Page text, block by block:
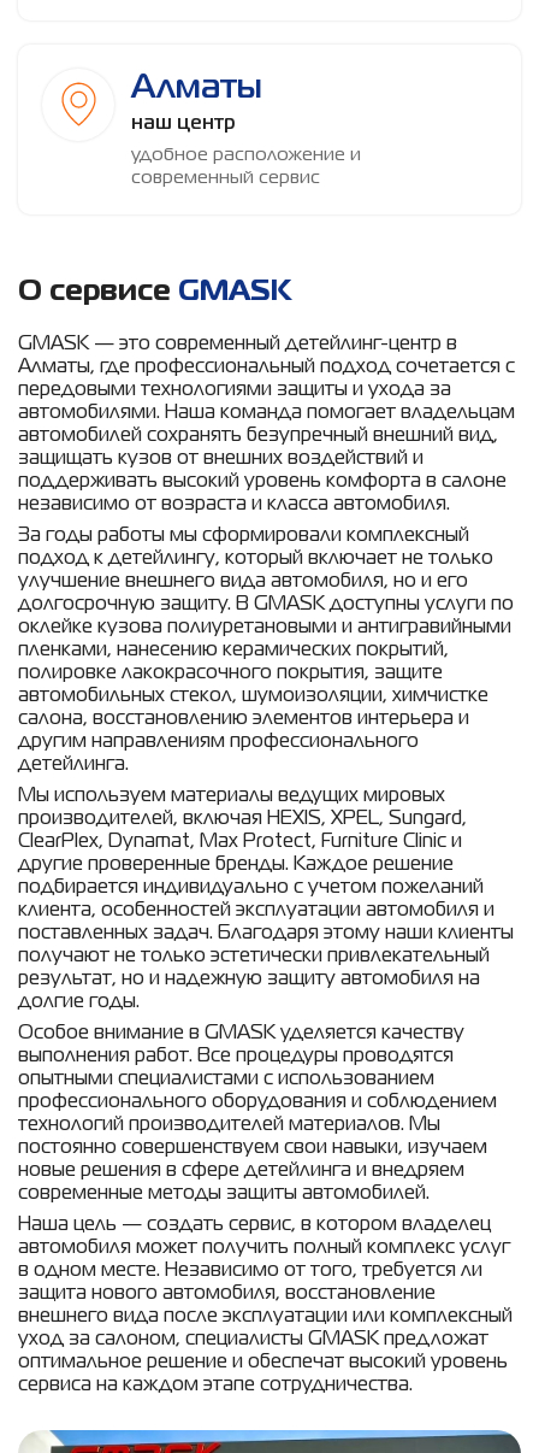
Алматы
наш центр
удобное расположение и
современный сервис
О сервисе GMASK
GMASK — это современный детейлинг-центр в
Алматы, где профессиональный подход сочетается с
передовыми технологиями защиты и ухода за
автомобилями. Наша команда помогает владельцам
автомобилей сохранять безупречный внешний вид,
защищать кузов от внешних воздействий и
поддерживать высокий уровень комфорта в салоне
независимо от возраста и класса автомобиля.
За годы работы мы сформировали комплексный
подход к детейлингу, который включает не только
улучшение внешнего вида автомобиля, но и его
долгосрочную защиту. В GMASK доступны услуги по
оклейке кузова полиуретановыми и антигравийными
пленками, нанесению керамических покрытий,
полировке лакокрасочного покрытия, защите
автомобильных стекол, шумоизоляции, химчистке
салона, восстановлению элементов интерьера и
другим направлениям профессионального
детейлинга.
Мы используем материалы ведущих мировых
производителей, включая HEXIS, XPEL, Sungard,
ClearPlex, Dynamat, Max Protect, Furniture Clinic и
другие проверенные бренды. Каждое решение
подбирается индивидуально с учетом пожеланий
клиента, особенностей эксплуатации автомобиля и
поставленных задач. Благодаря этому наши клиенты
получают не только эстетически привлекательный
результат, но и надежную защиту автомобиля на
долгие годы.
Особое внимание в GMASK уделяется качеству
выполнения работ. Все процедуры проводятся
опытными специалистами с использованием
профессионального оборудования и соблюдением
технологий производителей материалов. Мы
постоянно совершенствуем свои навыки, изучаем
новые решения в сфере детейлинга и внедряем
современные методы защиты автомобилей.
Наша цель — создать сервис, в котором владелец
автомобиля может получить полный комплекс услуг
в одном месте. Независимо от того, требуется ли
защита нового автомобиля, восстановление
внешнего вида после эксплуатации или комплексный
уход за салоном, специалисты GMASK предложат
оптимальное решение и обеспечат высокий уровень
сервиса на каждом этапе сотрудничества.